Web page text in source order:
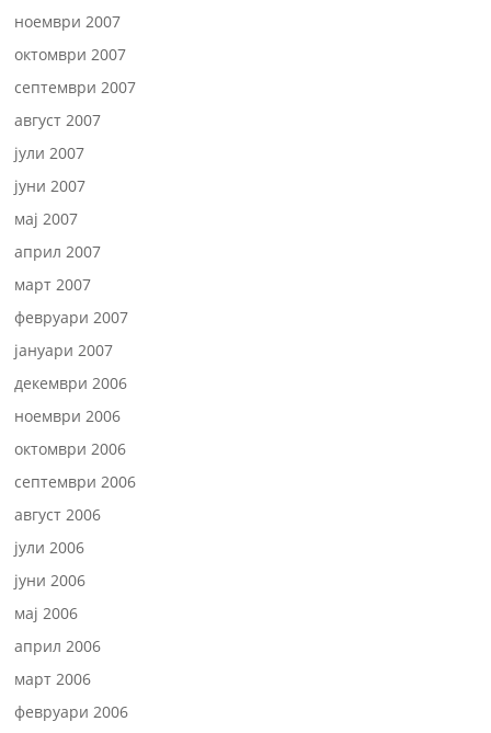
ноември 2007
октомври 2007
септември 2007
август 2007
јули 2007
јуни 2007
мај 2007
април 2007
март 2007
февруари 2007
јануари 2007
декември 2006
ноември 2006
октомври 2006
септември 2006
август 2006
јули 2006
јуни 2006
мај 2006
април 2006
март 2006
февруари 2006